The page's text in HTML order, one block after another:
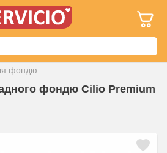
фондю
фондю Cilio Premium